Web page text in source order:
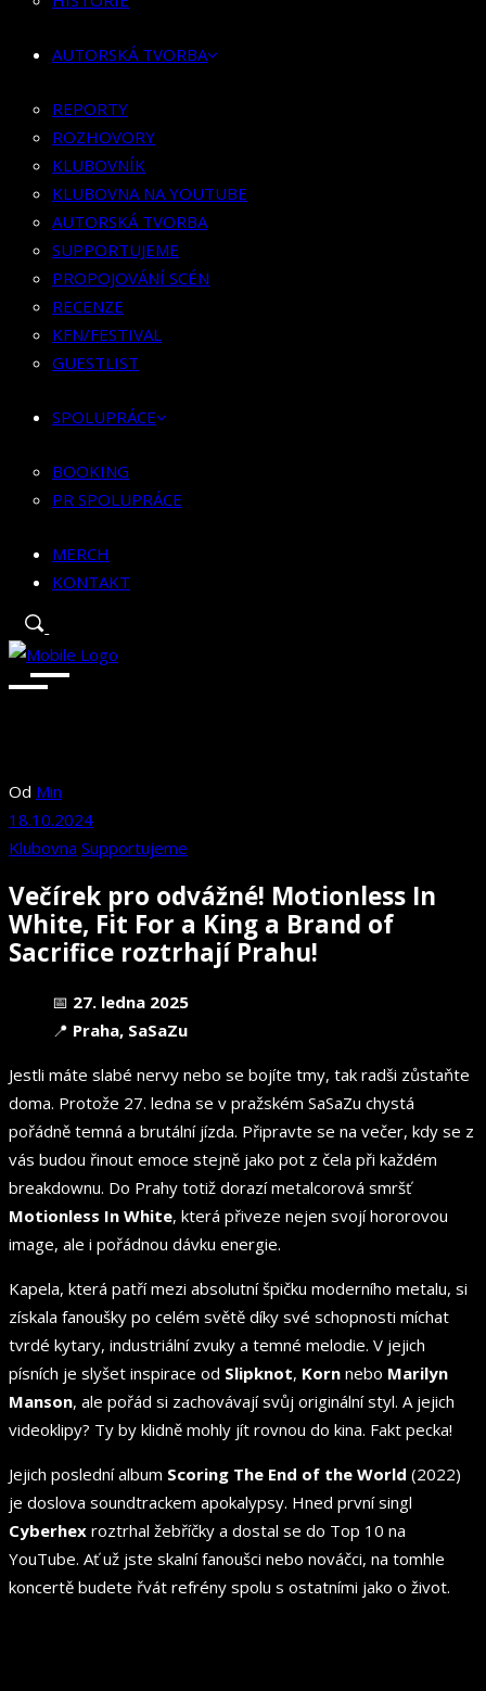
KLUBOVNA NA YOUTUBE
SUPPORTUJEME
PROPOJOVÁNÍ SCÉN
RECENZE
KFN/FESTIVAL
GUESTLIST
SPOLUPRÁCE
BOOKING
PR SPOLUPRÁCE
MERCH
AUTORSKÁ TVORBA
REPORTY
ROZHOVORY
KLUBOVNÍK
KLUBOVNA NA YOUTUBE
AUTORSKÁ TVORBA
SUPPORTUJEME
PROPOJOVÁNÍ SCÉN
RECENZE
KFN/FESTIVAL
GUESTLIST
SPOLUPRÁCE
BOOKING
PR SPOLUPRÁCE
MERCH
KONTAKT
Od Min
18.10.2024
Klubovna Supportujeme
Večírek pro odvážné! Motionless In
White, Fit For a King a Brand of
Sacrifice roztrhají Prahu!
📅 27. ledna 2025
📍 Praha, SaSaZu
Jestli máte slabé nervy nebo se bojíte tmy, tak radši zůstaňte
doma. Protože 27. ledna se v pražském SaSaZu chystá
pořádně temná a brutální jízda. Připravte se na večer, kdy se z
vás budou řinout emoce stejně jako pot z čela při každém
breakdownu. Do Prahy totiž dorazí metalcorová smršť
Motionless In White, která přiveze nejen svojí hororovou
image, ale i pořádnou dávku energie.
Kapela, která patří mezi absolutní špičku moderního metalu, si
získala fanoušky po celém světě díky své schopnosti míchat
tvrdé kytary, industriální zvuky a temné melodie. V jejich
písních je slyšet inspirace od Slipknot, Korn nebo Marilyn
Manson, ale pořád si zachovávají svůj originální styl. A jejich
videoklipy? Ty by klidně mohly jít rovnou do kina. Fakt pecka!
Jejich poslední album Scoring The End of the World (2022)
je doslova soundtrackem apokalypsy. Hned první singl
Cyberhex roztrhal žebříčky a dostal se do Top 10 na
YouTube. Ať už jste skalní fanoušci nebo nováčci, na tomhle
koncertě budete řvát refrény spolu s ostatními jako o život.